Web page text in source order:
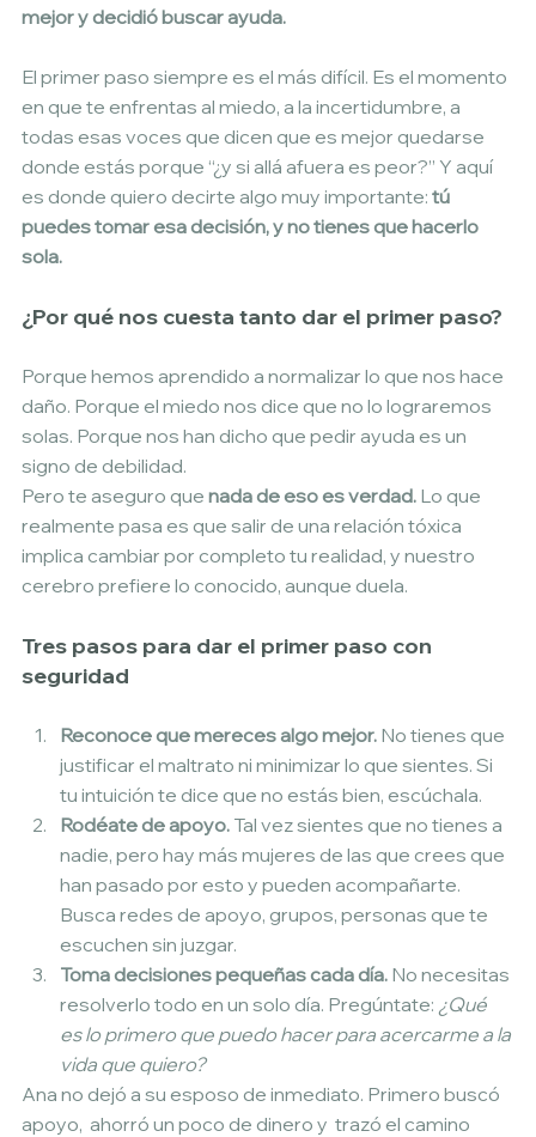
mejor y decidió buscar ayuda.
El primer paso siempre es el más difícil. Es el momento
en que te enfrentas al miedo, a la incertidumbre, a
todas esas voces que dicen que es mejor quedarse
donde estás porque “¿y si allá afuera es peor?” Y aquí
es donde quiero decirte algo muy importante: tú
puedes tomar esa decisión, y no tienes que hacerlo
sola.
¿Por qué nos cuesta tanto dar el primer paso?
Porque hemos aprendido a normalizar lo que nos hace
daño. Porque el miedo nos dice que no lo lograremos
solas. Porque nos han dicho que pedir ayuda es un
signo de debilidad.
Pero te aseguro que nada de eso es verdad. Lo que
realmente pasa es que salir de una relación tóxica
implica cambiar por completo tu realidad, y nuestro
cerebro prefiere lo conocido, aunque duela.
Tres pasos para dar el primer paso con
seguridad
Reconoce que mereces algo mejor. No tienes que
justificar el maltrato ni minimizar lo que sientes. Si
tu intuición te dice que no estás bien, escúchala.
Rodéate de apoyo. Tal vez sientes que no tienes a
nadie, pero hay más mujeres de las que crees que
han pasado por esto y pueden acompañarte.
Busca redes de apoyo, grupos, personas que te
escuchen sin juzgar.
Toma decisiones pequeñas cada día. No necesitas
resolverlo todo en un solo día. Pregúntate: ¿Qué
es lo primero que puedo hacer para acercarme a la
vida que quiero?
Ana no dejó a su esposo de inmediato. Primero buscó
apoyo,  ahorró un poco de dinero y  trazó el camino